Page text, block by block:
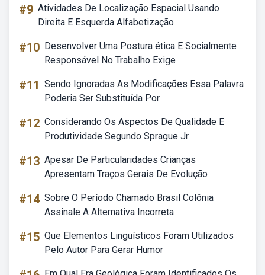
#9 Atividades De Localização Espacial Usando
Direita E Esquerda Alfabetização
#10 Desenvolver Uma Postura ética E Socialmente
Responsável No Trabalho Exige
#11 Sendo Ignoradas As Modificações Essa Palavra
Poderia Ser Substituída Por
#12 Considerando Os Aspectos De Qualidade E
Produtividade Segundo Sprague Jr
#13 Apesar De Particularidades Crianças
Apresentam Traços Gerais De Evolução
#14 Sobre O Período Chamado Brasil Colônia
Assinale A Alternativa Incorreta
#15 Que Elementos Linguísticos Foram Utilizados
Pelo Autor Para Gerar Humor